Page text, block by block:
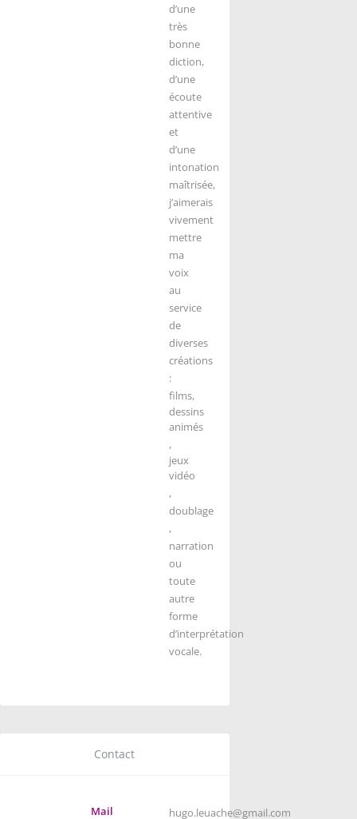
d’une
très
bonne
diction,
d’une
écoute
attentive
et
d’une
intonation
maîtrisée,
j’aimerais
vivement
mettre
ma
voix
au
service
de
diverses
créations
:
films,
dessins
animés
,
jeux
vidéo
,
doublage
,
narration
ou
toute
autre
forme
d’interprétation
vocale.
Contact
Mail
hugo.leuache@gmail.com